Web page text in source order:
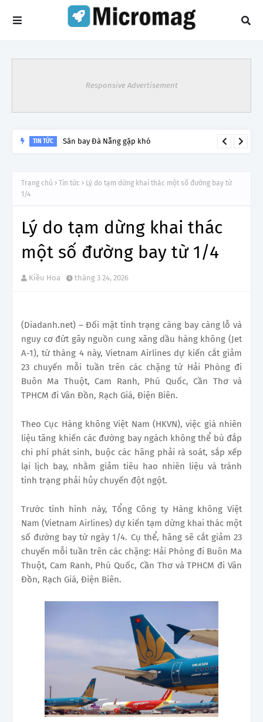
Responsive Advertisement
TIN TỨC Sân bay Đà Nẵng gặp khó
Trang chủ Tin tức
Lý do tạm dừng khai thác một số đường bay từ
1/4
Lý do tạm dừng khai thác
một số đường bay từ 1/4
Kiều Hoa tháng 3 24, 2026
(Diadanh.net) – Đối mặt tình trạng càng bay càng lỗ và
nguy cơ đứt gãy nguồn cung xăng dầu hàng không (Jet
A-1), từ tháng 4 này, Vietnam Airlines dự kiến cắt giảm
23 chuyến mỗi tuần trên các chặng từ Hải Phòng đi
Buôn Ma Thuột, Cam Ranh, Phú Quốc, Cần Thơ và
TPHCM đi Vân Đồn, Rạch Giá, Điện Biên.
Theo Cục Hàng không Việt Nam (HKVN), việc giá nhiên
liệu tăng khiến các đường bay ngách không thể bù đắp
chi phí phát sinh, buộc các hãng phải rà soát, sắp xếp
lại lịch bay, nhằm giảm tiêu hao nhiên liệu và tránh
tình trạng phải hủy chuyến đột ngột.
Trước tình hình này, Tổng Công ty Hàng không Việt
Nam (Vietnam Airlines) dự kiến tạm dừng khai thác một
số đường bay từ ngày 1/4. Cụ thể, hãng sẽ cắt giảm 23
chuyến mỗi tuần trên các chặng: Hải Phòng đi Buôn Ma
Thuột, Cam Ranh, Phú Quốc, Cần Thơ và TPHCM đi Vân
Đồn, Rạch Giá, Điện Biên.